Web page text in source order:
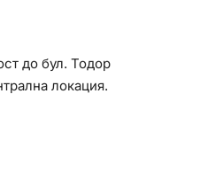
до бул. Тодор
локация.